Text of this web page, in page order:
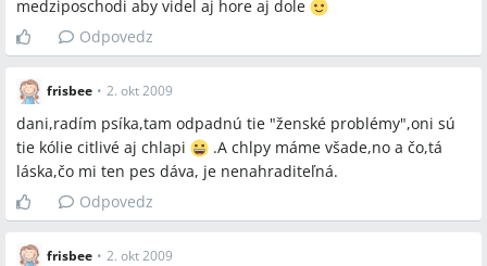
medziposchodi aby videl aj hore aj dole
Odpovedz
frisbee • 2. okt 2009
dani,radím psíka,tam odpadnú tie "ženské problémy",oni sú
tie kólie citlivé aj chlapi
.A chlpy máme všade,no a čo,tá
láska,čo mi ten pes dáva, je nenahraditeľná.
Odpovedz
frisbee • 2. okt 2009